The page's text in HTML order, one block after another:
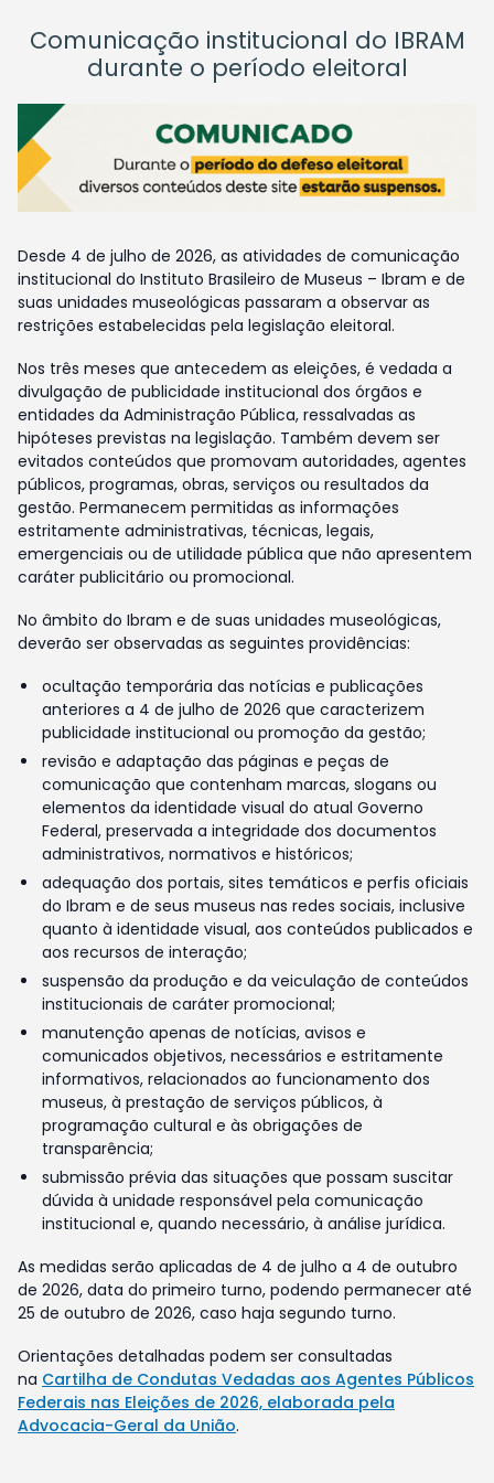
Comunicação institucional do IBRAM
durante o período eleitoral
Desde 4 de julho de 2026, as atividades de comunicação
institucional do Instituto Brasileiro de Museus – Ibram e de
suas unidades museológicas passaram a observar as
restrições estabelecidas pela legislação eleitoral.
Nos três meses que antecedem as eleições, é vedada a
divulgação de publicidade institucional dos órgãos e
entidades da Administração Pública, ressalvadas as
hipóteses previstas na legislação. Também devem ser
evitados conteúdos que promovam autoridades, agentes
públicos, programas, obras, serviços ou resultados da
gestão. Permanecem permitidas as informações
estritamente administrativas, técnicas, legais,
emergenciais ou de utilidade pública que não apresentem
caráter publicitário ou promocional.
No âmbito do Ibram e de suas unidades museológicas,
deverão ser observadas as seguintes providências:
ocultação temporária das notícias e publicações
anteriores a 4 de julho de 2026 que caracterizem
publicidade institucional ou promoção da gestão;
revisão e adaptação das páginas e peças de
comunicação que contenham marcas, slogans ou
elementos da identidade visual do atual Governo
Federal, preservada a integridade dos documentos
administrativos, normativos e históricos;
adequação dos portais, sites temáticos e perfis oficiais
do Ibram e de seus museus nas redes sociais, inclusive
quanto à identidade visual, aos conteúdos publicados e
aos recursos de interação;
suspensão da produção e da veiculação de conteúdos
institucionais de caráter promocional;
manutenção apenas de notícias, avisos e
comunicados objetivos, necessários e estritamente
informativos, relacionados ao funcionamento dos
museus, à prestação de serviços públicos, à
programação cultural e às obrigações de
transparência;
submissão prévia das situações que possam suscitar
dúvida à unidade responsável pela comunicação
institucional e, quando necessário, à análise jurídica.
As medidas serão aplicadas de 4 de julho a 4 de outubro
de 2026, data do primeiro turno, podendo permanecer até
25 de outubro de 2026, caso haja segundo turno.
Orientações detalhadas podem ser consultadas
na Cartilha de Condutas Vedadas aos Agentes Públicos
Federais nas Eleições de 2026, elaborada pela
Advocacia-Geral da União.